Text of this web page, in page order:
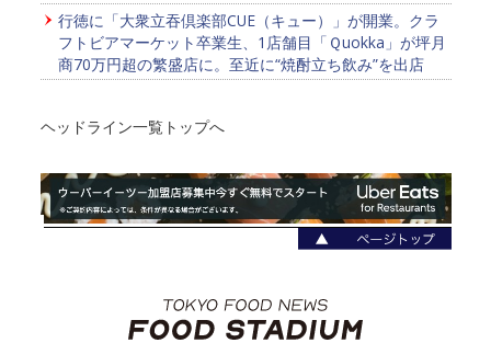
行徳に「大衆立吞倶楽部CUE（キュー）」が開業。クラ
フトビアマーケット卒業生、1店舗目「Ｑuokka」が坪月
商70万円超の繁盛店に。至近に“焼酎立ち飲み”を出店
ヘッドライン一覧トップへ